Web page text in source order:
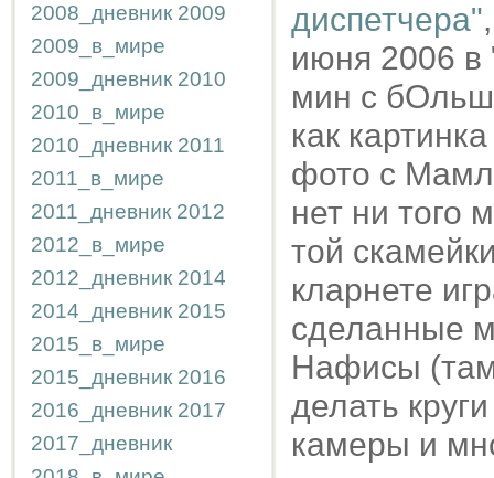
2008_дневник 2009
2009_в_мире
2009_дневник 2010
2010_в_мире
2010_дневник 2011
2011_в_мире
2011_дневник 2012
2012_в_мире
2012_дневник 2014
2014_дневник 2015
2015_в_мире
2015_дневник 2016
2016_дневник 2017
2017_дневник
диспетчера"
июня 2006 в
мин с
как
фото с
нет ни того
той
кларнете
сделанные
Нафисы (там
делать
камеры и